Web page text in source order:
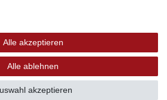
Alle akzeptieren
Alle ablehnen
akzeptieren
| Firmensitz: 8598
| Hotline +41 56 534 72 67